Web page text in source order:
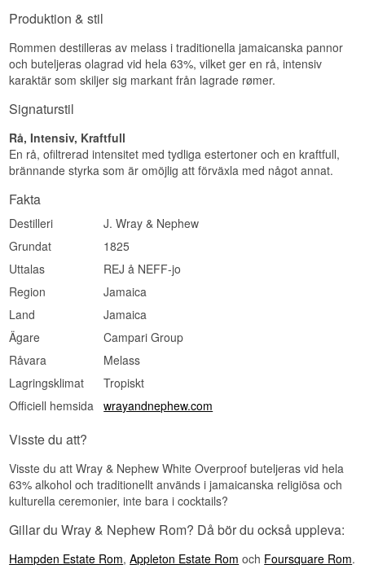
Produktion & stil
Rommen destilleras av melass i traditionella jamaicanska pannor
och buteljeras olagrad vid hela 63%, vilket ger en rå, intensiv
karaktär som skiljer sig markant från lagrade rømer.
Signaturstil
Rå, Intensiv, Kraftfull
En rå, ofiltrerad intensitet med tydliga estertoner och en kraftfull,
brännande styrka som är omöjlig att förväxla med något annat.
Fakta
Destilleri
J. Wray & Nephew
Grundat
1825
Uttalas
REJ å NEFF-jo
Region
Jamaica
Land
Jamaica
Ägare
Campari Group
Råvara
Melass
Lagringsklimat
Tropiskt
Officiell hemsida
wrayandnephew.com
Visste du att?
Visste du att Wray & Nephew White Overproof buteljeras vid hela
63% alkohol och traditionellt används i jamaicanska religiösa och
kulturella ceremonier, inte bara i cocktails?
Gillar du Wray & Nephew Rom? Då bör du också uppleva:
Hampden Estate Rom,Appleton Estate Rom och Foursquare Rom.